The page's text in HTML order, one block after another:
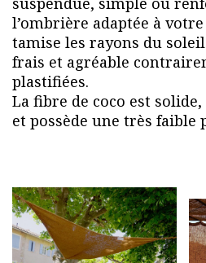
l’ombrière adaptée à
tamise les rayons du
frais et agréable
plastifiées.
La fibre de coco est
et possède une très faible